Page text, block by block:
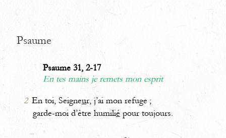
Psaume
Psaume 31, 2-17
En tes mains je remets mon esprit
2 En toi, Seigneur, j’ai mon refuge ;
garde-moi d’être humilié pour toujours.